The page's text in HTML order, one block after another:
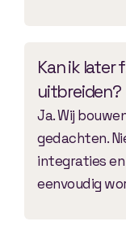
Kan ik
uitbreiden?
Ja. Wij
gedachten.
integraties
eenvoudig